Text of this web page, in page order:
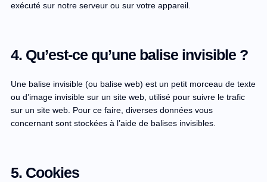
exécuté sur notre serveur ou sur votre appareil.
4. Qu’est-ce qu’une balise invisible ?
Une balise invisible (ou balise web) est un petit morceau de texte
ou d’image invisible sur un site web, utilisé pour suivre le trafic
sur un site web. Pour ce faire, diverses données vous
concernant sont stockées à l’aide de balises invisibles.
5. Cookies